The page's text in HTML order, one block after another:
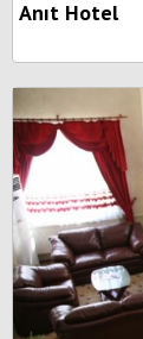
Anıt Hotel